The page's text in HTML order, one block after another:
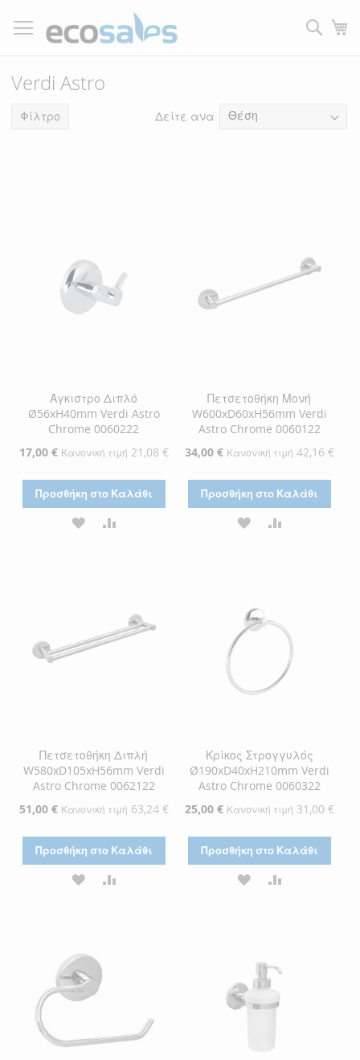
στο
περιεχόμενο
Verdi Astro
10είδη Δείτε ανα
Άγκιστρο Διπλό
Ø56xH40mm Verdi Astro
Chrome 0060222
Ειδική
17,00 € Κανονική τιμή 21,08 €
Προσθήκη στο Καλάθι
ΠΡΟΣΘΉΚΗ
Πετσετοθήκη Μονή
W600xD60xH56mm Verdi
Astro Chrome 0060122
Ειδική
34,00 € Κανονική τιμή 42,16 €
Προσθήκη στο Καλάθι
ΠΡΟΣΘΉΚΗ
ΕΠΙΘΥΜΙΏΝ
Πετσετοθήκη Διπλή
W580xD105xH56mm Verdi
Astro Chrome 0062122
Ειδική
51,00 € Κανονική τιμή 63,24 €
Προσθήκη στο Καλάθι
ΠΡΟΣΘΉΚΗ
ΕΠΙΘΥΜΙΏΝ
Κρίκος Στρογγυλός
Ø190xD40xH210mm Verdi
Astro Chrome 0060322
Ειδική
25,00 € Κανονική τιμή 31,00 €
Προσθήκη στο Καλάθι
ΠΡΟΣΘΉΚΗ
ΕΠΙΘΥΜΙΏΝ
Φίλτρο